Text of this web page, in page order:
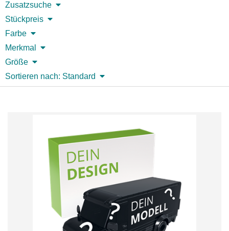
Zusatzsuche
Stückpreis
Farbe
Merkmal
Größe
Sortieren nach: Standard